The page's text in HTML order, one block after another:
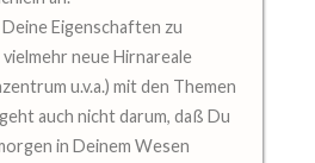
Eigenschaften zu
neue Hirnareale
u.v.a.) mit den Themen
auch nicht darum, daß Du
in Deinem Wesen